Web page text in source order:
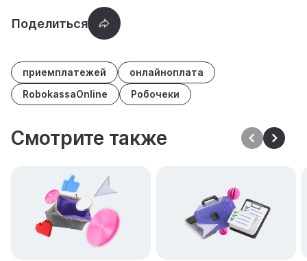
приемплатежей
онлайноплата
RobokassaOnline
Робочеки
Смотрите также